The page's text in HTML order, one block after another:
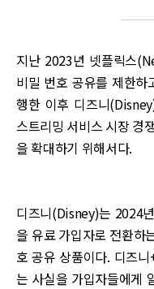
지난 2023년 넷플릭스
비밀 번호 공유를 제한
행한 이후 디즈니
스트리밍 서비스 시장 경
을 확대하기 위해서다.
디즈니(Disney)는 2024
을 유료 가입자로 전환하
호 공유 상품이다. 디즈
는 사실을 가입자들에게